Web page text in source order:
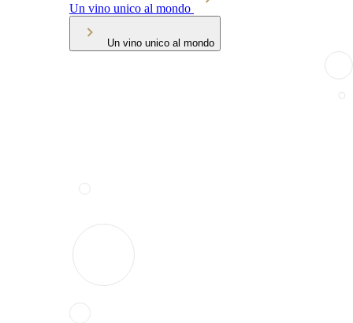
Un vino unico al mondo
Un vino unico al mondo